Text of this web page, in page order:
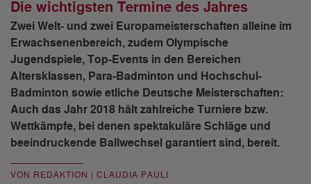
Die wichtigsten Termine des Jahres
Zwei Welt- und zwei Europameisterschaften alleine im
Erwachsenenbereich, zudem Olympische
Jugendspiele, Top-Events in den Bereichen
Altersklassen, Para-Badminton und Hochschul-
Badminton sowie etliche Deutsche Meisterschaften:
Auch das Jahr 2018 hält zahlreiche Turniere bzw.
Wettkämpfe, bei denen spektakuläre Schläge und
beeindruckende Ballwechsel garantiert sind, bereit.
VON REDAKTION | CLAUDIA PAULI